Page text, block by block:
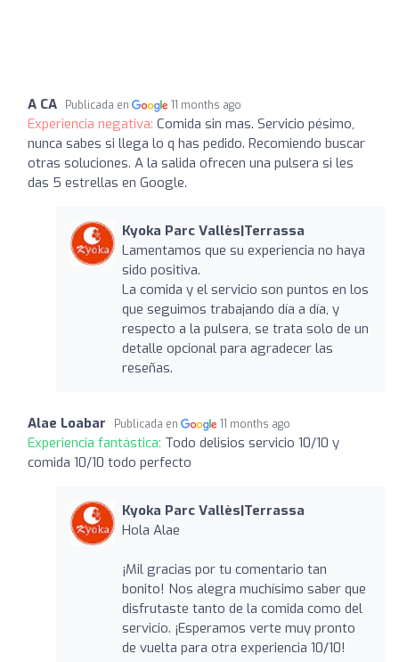
A CA Publicada en 11 months ago
Experiencia negativa: Comida sin mas. Servicio pésimo,
nunca sabes si llega lo q has pedido. Recomiendo buscar
otras soluciones. A la salida ofrecen una pulsera si les
das 5 estrellas en Google.
Kyoka Parc Vallès|Terrassa
Lamentamos que su experiencia no haya
sido positiva.
La comida y el servicio son puntos en los
que seguimos trabajando día a día, y
respecto a la pulsera, se trata solo de un
detalle opcional para agradecer las
reseñas.
Alae Loabar Publicada en 11 months ago
Experiencia fantástica: Todo delisios servicio 10/10 y
comida 10/10 todo perfecto
Kyoka Parc Vallès|Terrassa
Hola Alae
¡Mil gracias por tu comentario tan
bonito! Nos alegra muchísimo saber que
disfrutaste tanto de la comida como del
servicio. ¡Esperamos verte muy pronto
de vuelta para otra experiencia 10/10!